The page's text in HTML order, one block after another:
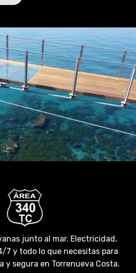
junto al mar. Electricidad,
7 y todo lo que necesitas para
y segura en Torrenueva Costa.